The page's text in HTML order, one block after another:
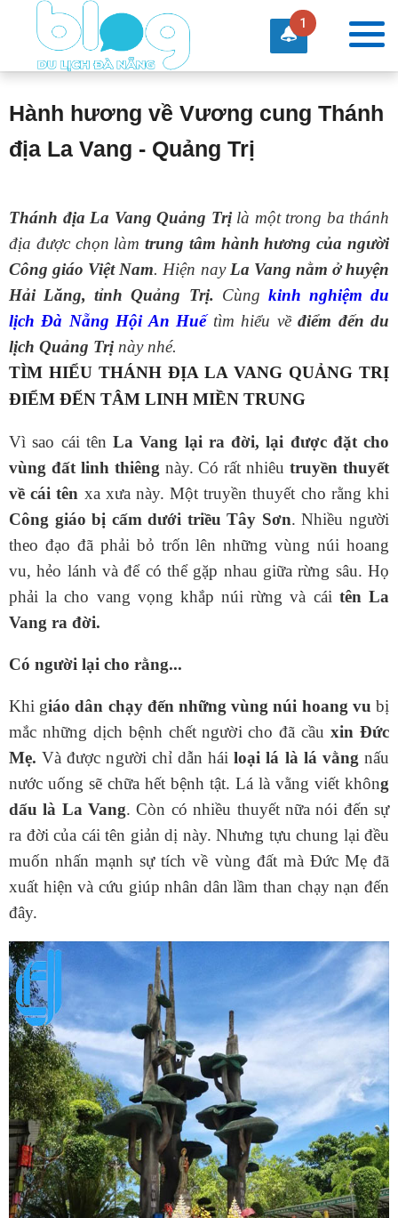
1
Hành hương về Vương cung Thánh
địa La Vang - Quảng Trị
Thánh địa La Vang Quảng Trịlà một trong ba thánh
địa được chọn làmtrung tâm hành hương của người
Công giáo Việt Nam. Hiện nay La Vang nằm ở huyện
Hải Lăng, tỉnh Quảng Trị. Cùng kinh nghiệm du
lịch Đà Nẵng Hội An Huếtìm hiểu vềđiểm đến du
lịch Quảng Trịnày nhé.
TÌM HIỂU THÁNH ĐỊA LA VANG QUẢNG TRỊ
ĐIỂM ĐẾN TÂM LINH MIỀN TRUNG
Vì sao cái tên La Vang lại ra đời, lại được đặt cho
vùng đất linh thiêng này. Có rất nhiêutruyền thuyết
về cái tên xa xưa này. Một truyền thuyết cho rằng khi
Công giáo bị cấm dưới triều Tây Sơn. Nhiều người
theo đạo đã phải bỏ trốn lên những vùng núi hoang
vu, hẻo lánh và để có thể gặp nhau giữa rừng sâu. Họ
phải la cho vang vọng khắp núi rừng và cái tên La
Vang ra đời.
Có người lại cho rằng...
Khi giáo dân chạy đến những vùng núi hoang vu bị
mắc những dịch bệnh chết người cho đã cầuxin Đức
Mẹ. Và được người chỉ dẫn háiloại lá là lá vằng nấu
nước uống sẽ chữa hết bệnh tật. Lá là vằng viết không
dấu là La Vang. Còn có nhiều thuyết nữa nói đến sự
ra đời của cái tên giản dị này. Nhưng tựu chung lại đều
muốn nhấn mạnh sự tích về vùng đất mà Đức Mẹ đã
xuất hiện và cứu giúp nhân dân lầm than chạy nạn đến
đây.